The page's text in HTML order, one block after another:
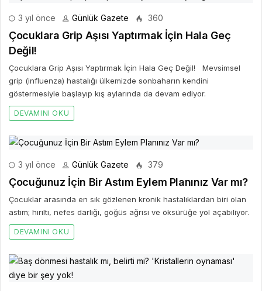
3 yıl önce Günlük Gazete 360
Çocuklara Grip Aşısı Yaptırmak İçin Hala Geç
Değil!
Çocuklara Grip Aşısı Yaptırmak İçin Hala Geç Değil! Mevsimsel
grip (influenza) hastalığı ülkemizde sonbaharın kendini
göstermesiyle başlayıp kış aylarında da devam ediyor.
DEVAMINI OKU
3 yıl önce Günlük Gazete 379
Çocuğunuz İçin Bir Astım Eylem Planınız Var mı?
Çocuklar arasında en sık gözlenen kronik hastalıklardan biri olan
astım; hırıltı, nefes darlığı, göğüs ağrısı ve öksürüğe yol açabiliyor.
DEVAMINI OKU